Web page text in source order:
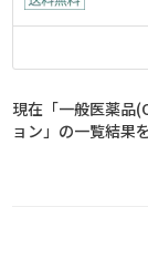
現在「一般医薬品
ョン」の一覧結果